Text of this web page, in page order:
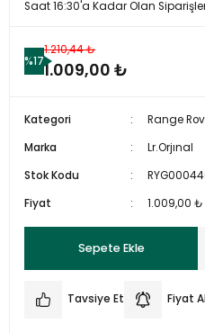
Saat 16:30'a Kadar Olan
%17
1.210,44 ₺
1.009,00 ₺
Kategori
Range
Marka
Lr.Orjınal
Stok Kodu
Fiyat
1.009,00 ₺
Sepete Ekle
Tavsiye Et Fiyat